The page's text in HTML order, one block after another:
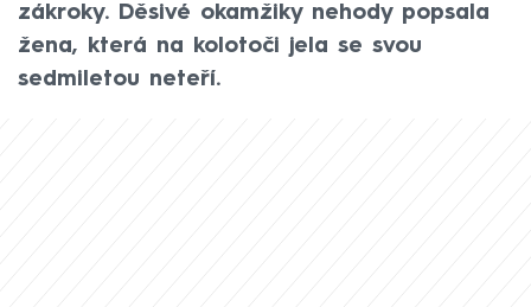
zákroky. Děsivé okamžiky nehody popsala
žena, která na kolotoči jela se svou
sedmiletou neteří.